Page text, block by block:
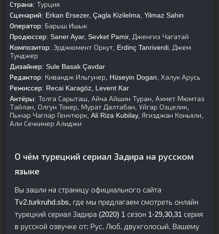
Страна: Турция
Сценарий: Erkan Ersezer, Çagla Kizilelma, Yilmaz Sahin
Оператор: Барыш Ишык
Продюссер: Saner Ayar, Sevket Pamir, Дженгиз Чагатай
Композитор: Эрджюмент Оркут, Erdinç Tanriverdi, Джем
Тунджер
Дизайнер: Sule Basak Çavdar
Редактор: Кивандж Ильгунер, Hüseyin Dogan, Халук Арусь
Режиссер: Recai Karagöz, Levent Kar
Актёры: Толга Сарыташ, Айча Айшин Туран, Ахмет Мюмтаз
Тайлан, Олгун Токер, Мурат Далтабан, Уйгар Озцелик,
Пынар Чаглар Генчтюрк, Ali Riza Kubilay, Ягизджан Коньяли,
Али Сечкинер Алиджи
О чём турецкий сериал Задира на русском
языке
Вы зашли на страницу официального сайта
Tv2.turkruhd.sbs, где мы предлагаем смотреть онлайн
турецкий сериал Задира (2020) 1 сезон 1-29,30,31 серия
в русской озвучке от: Рус. Люб. двухголосый. Вашему